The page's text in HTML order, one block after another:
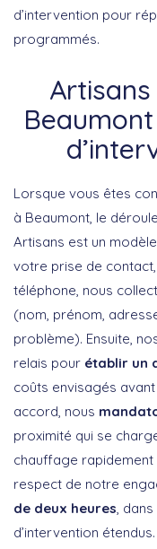
d’intervention pour
programmés.
Lorsque vous êtes
à Beaumont, le
Artisans est un
votre prise de
téléphone, nous
(nom, prénom,
problème). Ensuite,
relais pour établir un
coûts envisagés
accord, nous
proximité qui se
chauffage
respect de notre
de deux heures ,
d’intervention étendus.